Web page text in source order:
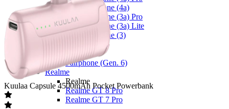
Nothing Phone (4a)
Nothing Phone (3a) Pro
Nothing Phone (3a) Lite
Nothing Phone (3)
Fairphone
Fairphone (Gen. 6)
Realme
Realme
Realme GT 8 Pro
Realme GT 7 Pro
Kuulaa Capsule 4500mAh Pocket Powerbank